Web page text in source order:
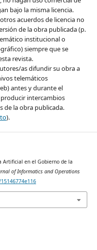
bajo la misma licencia.
acuerdos de licencia no
de la obra publicada (p.
institucional o
siempre que se
revista.
as difundir su obra a
telemáticos
antes y durante el
intercambios
de la obra publicada.
).
Artificial en el Gobierno de la
of Informatics and Operations